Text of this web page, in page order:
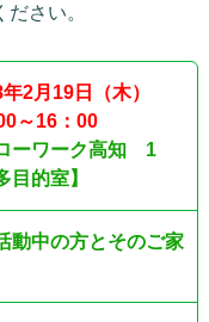
さい。
年2月19日（木）
～16：00
ーワーク高知 1
的室】
動中の方とそのご家